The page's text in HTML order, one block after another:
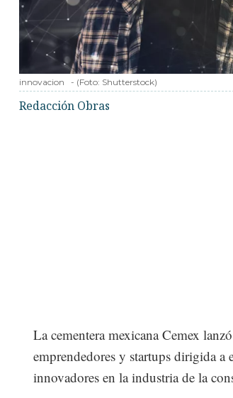
innovacion - (Foto: Shutterstock)
Redacción Obras
La cementera mexicana Cemex
emprendedores y startups dirigida a
innovadores en la industria de la